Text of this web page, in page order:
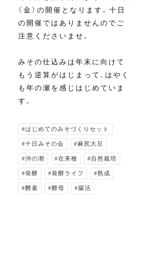
（金）の開催となります。十日
の開催ではありませんのでご
注意くださいませ。
みその仕込みは年末に向けて
もう逆算がはじまって、はやく
も年の瀬を感じはじめていま
す。
#はじめてのみそづくりセット
#十日みその会 #麻尻大豆
#沖の潮 #在来種 #自然栽培
#発酵 #発酵ライフ #熟成
#酵素 #酵母 #腸活